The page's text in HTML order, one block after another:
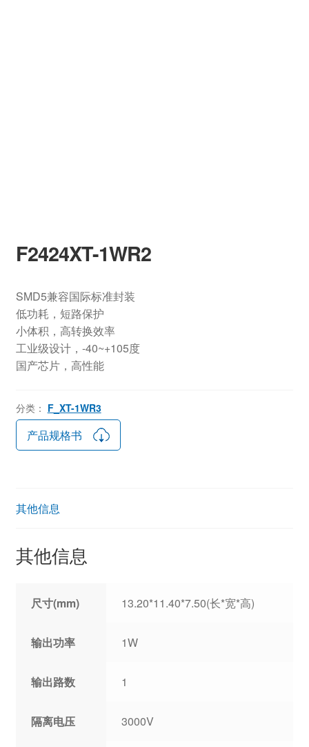
F2424XT-1WR2
SMD5兼容国际标准封装
低功耗，短路保护
小体积，高转换效率
工业级设计，-40~+105度
国产芯片，高性能
分类： F_XT-1WR3
产品规格书
其他信息
其他信息
尺寸(mm) 13.20*11.40*7.50(长*宽*高)
输出功率 1W
输出路数 1
隔离电压 3000V